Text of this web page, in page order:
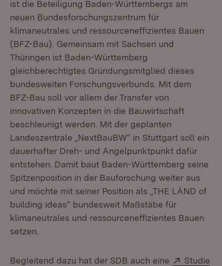
ist die Beteiligung Baden-Württembergs am
neuen Bundesforschungszentrum für
klimaneutrales und ressourceneffizientes Bauen
(BFZ-Bau). Gemeinsam mit Sachsen und
Thüringen ist Baden-Württemberg
gleichberechtigtes Gründungsmitglied dieses
bundesweiten Forschungsverbunds. Mit dem
BFZ-Bau soll vor allem der Transfer von
innovativen Konzepten in die Bauwirtschaft
beschleunigt werden. Mit der geplanten
Landeszentrale „NextBauBW“ in Stuttgart soll ein
dauerhafter Dreh- und Angelpunktpunkt dafür
entstehen. Damit baut Baden-Württemberg seine
Spitzenposition in der Bauforschung weiter aus
und möchte mit seiner Position als „THE LÄND of
building ideas“ bundesweit Maßstäbe für
klimaneutrales und ressourceneffizientes Bauen
setzen.
Begleitend dazu hat der SDB auch eine Extern:
Studie